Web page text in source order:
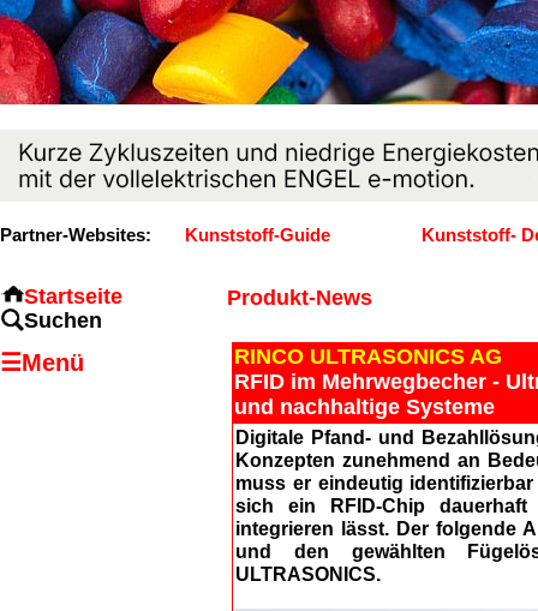
Produkt-News
RINCO ULTRASONICS AG
RFID im Mehrwegbecher -
und nachhaltige Systeme
Digitale Pfand- und
Konzepten zunehmend an
muss er eindeutig
sich ein RFID-Chip
integrieren lässt. Der folgende
und den gewählten
ULTRASONICS.
Partner-Websites: Kunststoff-Guide Kunststoff-
Startseite
Suchen
☰Menü